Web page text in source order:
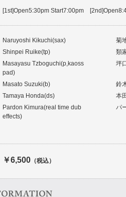
[1st]Open5:30pm Start7:00pm
Naruyoshi Kikuchi(sax)
菊
Shinpei Ruike(tp)
類
Masayasu Tzboguchi(p,kaoss
pad)
坪
Masato Suzuki(b)
鈴
Tamaya Honda(ds)
本
Pardon Kimura(real time dub
effects)
パ
￥6,500 （税込）